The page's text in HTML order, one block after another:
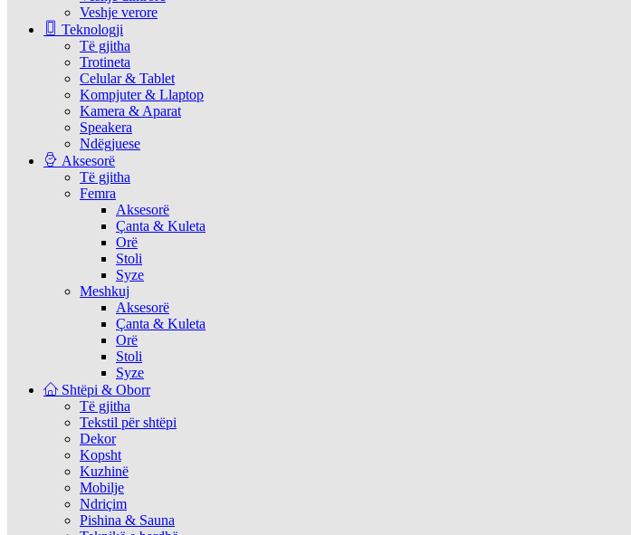
Veshje verore
Teknologji
Të gjitha
Trotineta
Celular & Tablet
Kompjuter & Llaptop
Kamera & Aparat
Speakera
Ndëgjuese
Aksesorë
Të gjitha
Femra
Aksesorë
Çanta & Kuleta
Orë
Stoli
Syze
Meshkuj
Aksesorë
Çanta & Kuleta
Orë
Stoli
Syze
Shtëpi & Oborr
Të gjitha
Tekstil për shtëpi
Dekor
Kopsht
Kuzhinë
Mobilje
Ndriçim
Pishina & Sauna